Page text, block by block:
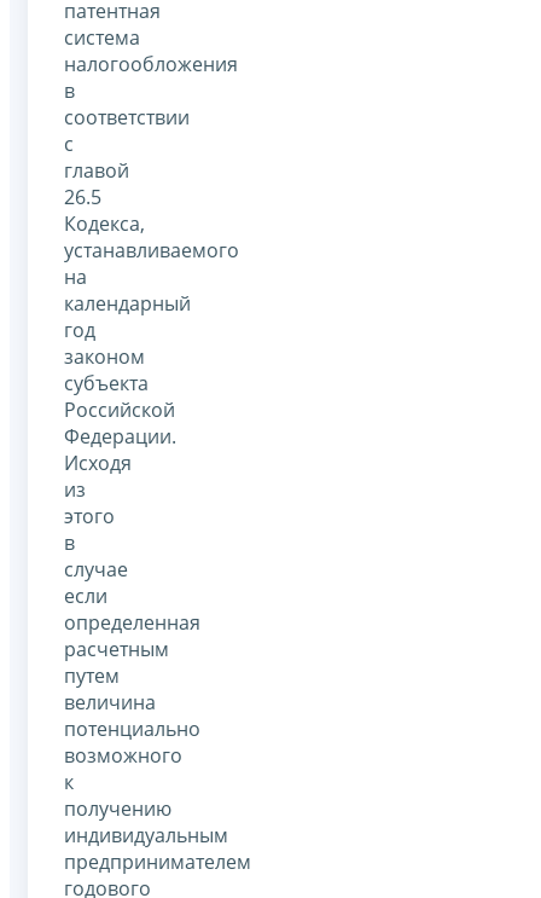
патентная
система
налогообложения
в
соответствии
с
главой
26.5
Кодекса,
устанавливаемого
на
календарный
год
законом
субъекта
Российской
Федерации.
Исходя
из
этого
в
случае
если
определенная
расчетным
путем
величина
потенциально
возможного
к
получению
индивидуальным
предпринимателем
годового